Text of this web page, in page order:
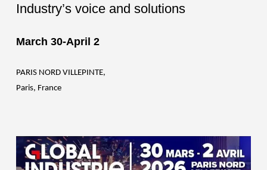
Industry’s voice and solutions
March 30-April 2
PARIS NORD VILLEPINTE,
Paris, France